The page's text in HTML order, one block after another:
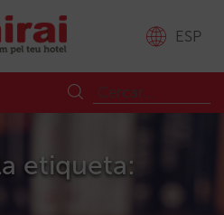
ESP
etiqueta: